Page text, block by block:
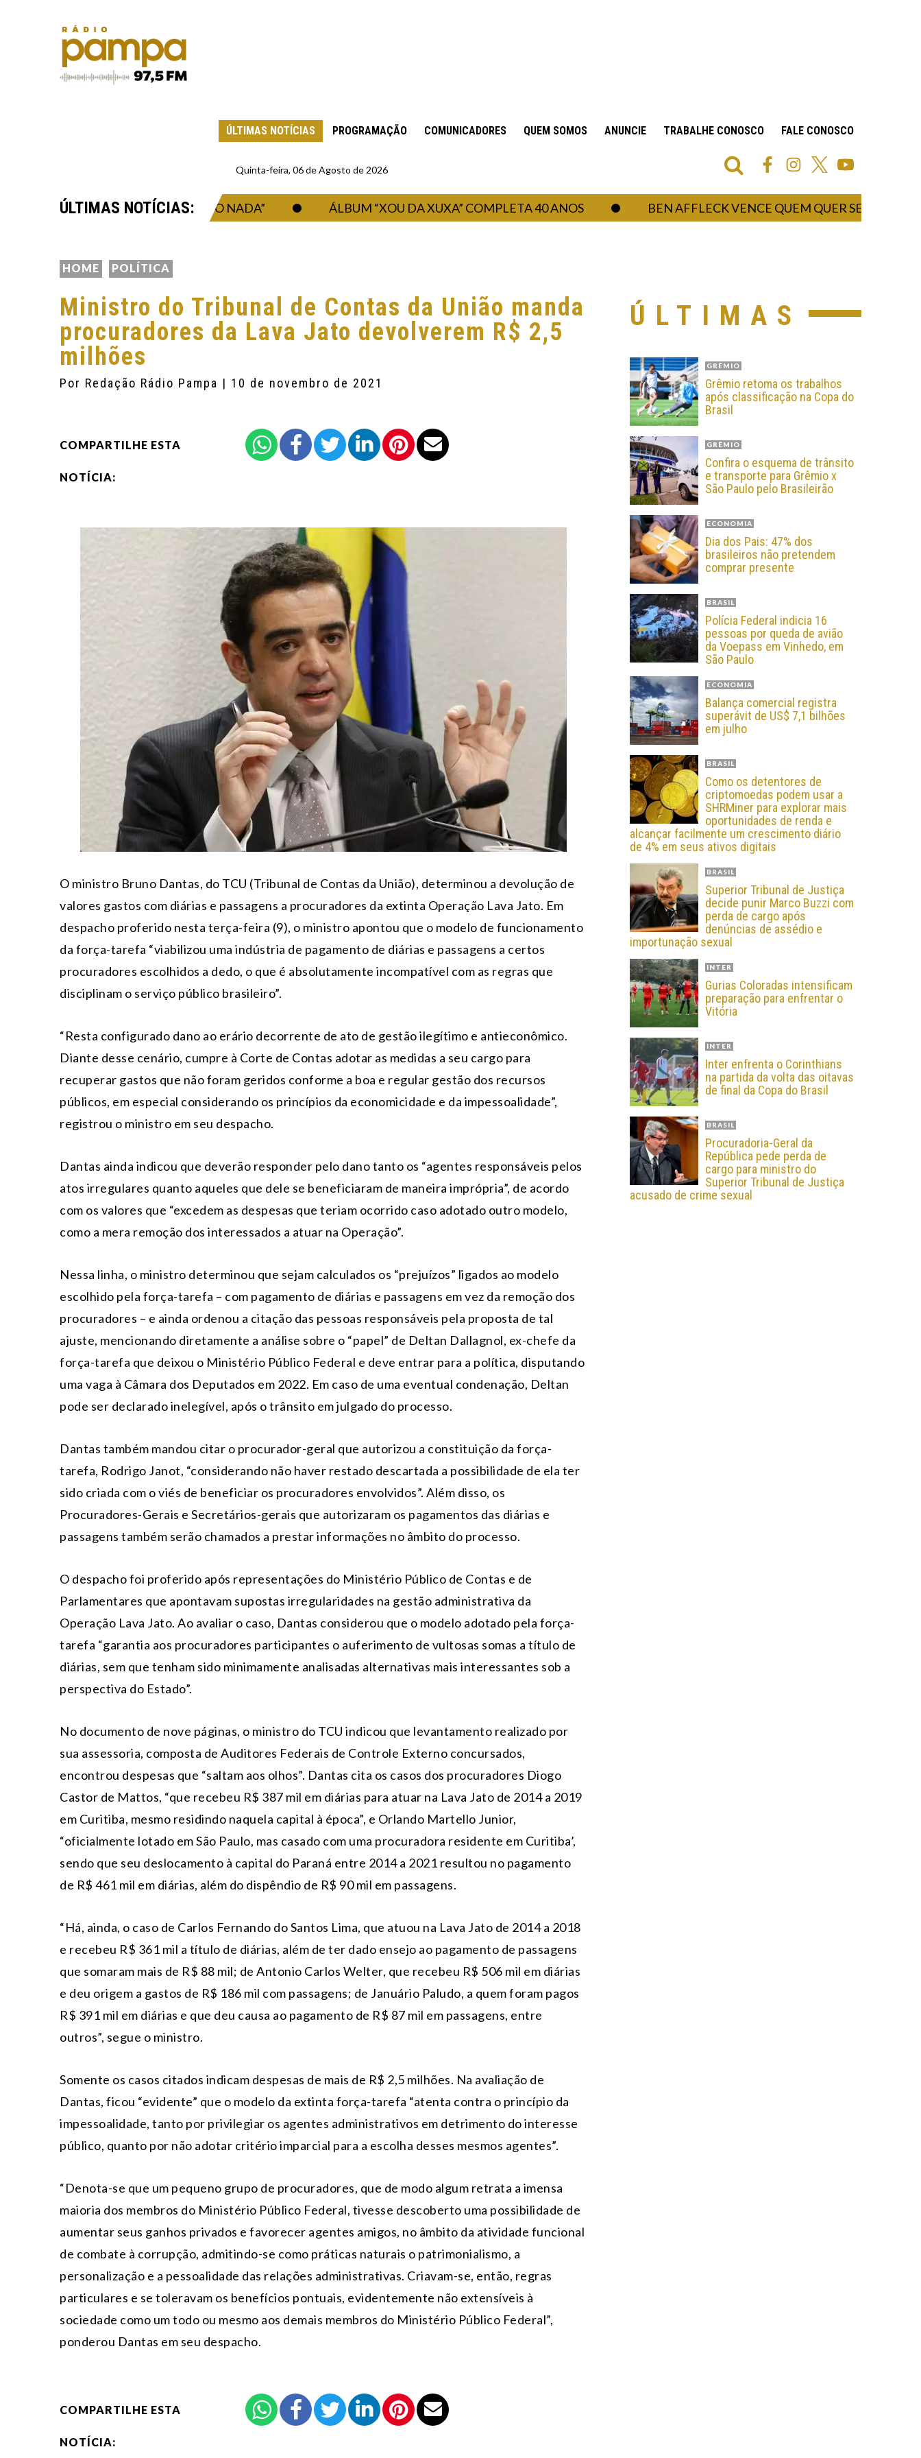
ÚLTIMAS NOTÍCIAS PROGRAMAÇÃO COMUNICADORES QUEM SOMOS ANUNCIE TRABALHE CONOSCO FALE CONOSCO
Quinta-feira, 06 de Agosto de 2026
ÚLTIMAS NOTÍCIAS:
E COMPRA 12 PORCOS: “DO NADA” ÁLBUM “XOU DA XUXA” COMPLETA 40 ANOS BEN AFFLECK VENCE QUEM QUER SER UM
HOME POLÍTICA
Ministro do Tribunal de Contas da União manda
procuradores da Lava Jato devolverem R$ 2,5
milhões
Por Redação Rádio Pampa | 10 de novembro de 2021
COMPARTILHE ESTA
NOTÍCIA:
O ministro Bruno Dantas, do TCU (Tribunal de Contas da União), determinou a devolução de
valores gastos com diárias e passagens a procuradores da extinta Operação Lava Jato. Em
despacho proferido nesta terça-feira (9), o ministro apontou que o modelo de funcionamento
da força-tarefa “viabilizou uma indústria de pagamento de diárias e passagens a certos
procuradores escolhidos a dedo, o que é absolutamente incompatível com as regras que
disciplinam o serviço público brasileiro”.
“Resta configurado dano ao erário decorrente de ato de gestão ilegítimo e antieconômico.
Diante desse cenário, cumpre à Corte de Contas adotar as medidas a seu cargo para
recuperar gastos que não foram geridos conforme a boa e regular gestão dos recursos
públicos, em especial considerando os princípios da economicidade e da impessoalidade”,
registrou o ministro em seu despacho.
Dantas ainda indicou que deverão responder pelo dano tanto os “agentes responsáveis pelos
atos irregulares quanto aqueles que dele se beneficiaram de maneira imprópria”, de acordo
com os valores que “excedem as despesas que teriam ocorrido caso adotado outro modelo,
como a mera remoção dos interessados a atuar na Operação”.
Nessa linha, o ministro determinou que sejam calculados os “prejuízos” ligados ao modelo
escolhido pela força-tarefa – com pagamento de diárias e passagens em vez da remoção dos
procuradores – e ainda ordenou a citação das pessoas responsáveis pela proposta de tal
ajuste, mencionando diretamente a análise sobre o “papel” de Deltan Dallagnol, ex-chefe da
força-tarefa que deixou o Ministério Público Federal e deve entrar para a política, disputando
uma vaga à Câmara dos Deputados em 2022. Em caso de uma eventual condenação, Deltan
pode ser declarado inelegível, após o trânsito em julgado do processo.
Dantas também mandou citar o procurador-geral que autorizou a constituição da força-
tarefa, Rodrigo Janot, “considerando não haver restado descartada a possibilidade de ela ter
sido criada com o viés de beneficiar os procuradores envolvidos”. Além disso, os
Procuradores-Gerais e Secretários-gerais que autorizaram os pagamentos das diárias e
passagens também serão chamados a prestar informações no âmbito do processo.
O despacho foi proferido após representações do Ministério Público de Contas e de
Parlamentares que apontavam supostas irregularidades na gestão administrativa da
Operação Lava Jato. Ao avaliar o caso, Dantas considerou que o modelo adotado pela força-
tarefa “garantia aos procuradores participantes o auferimento de vultosas somas a título de
diárias, sem que tenham sido minimamente analisadas alternativas mais interessantes sob a
perspectiva do Estado”.
No documento de nove páginas, o ministro do TCU indicou que levantamento realizado por
sua assessoria, composta de Auditores Federais de Controle Externo concursados,
encontrou despesas que “saltam aos olhos”. Dantas cita os casos dos procuradores Diogo
Castor de Mattos, “que recebeu R$ 387 mil em diárias para atuar na Lava Jato de 2014 a 2019
em Curitiba, mesmo residindo naquela capital à época”, e Orlando Martello Junior,
“oficialmente lotado em São Paulo, mas casado com uma procuradora residente em Curitiba’,
sendo que seu deslocamento à capital do Paraná entre 2014 a 2021 resultou no pagamento
de R$ 461 mil em diárias, além do dispêndio de R$ 90 mil em passagens.
“Há, ainda, o caso de Carlos Fernando do Santos Lima, que atuou na Lava Jato de 2014 a 2018
e recebeu R$ 361 mil a título de diárias, além de ter dado ensejo ao pagamento de passagens
que somaram mais de R$ 88 mil; de Antonio Carlos Welter, que recebeu R$ 506 mil em diárias
e deu origem a gastos de R$ 186 mil com passagens; de Januário Paludo, a quem foram pagos
R$ 391 mil em diárias e que deu causa ao pagamento de R$ 87 mil em passagens, entre
outros”, segue o ministro.
Somente os casos citados indicam despesas de mais de R$ 2,5 milhões. Na avaliação de
Dantas, ficou “evidente” que o modelo da extinta força-tarefa “atenta contra o princípio da
impessoalidade, tanto por privilegiar os agentes administrativos em detrimento do interesse
público, quanto por não adotar critério imparcial para a escolha desses mesmos agentes”.
“Denota-se que um pequeno grupo de procuradores, que de modo algum retrata a imensa
maioria dos membros do Ministério Público Federal, tivesse descoberto uma possibilidade de
aumentar seus ganhos privados e favorecer agentes amigos, no âmbito da atividade funcional
de combate à corrupção, admitindo-se como práticas naturais o patrimonialismo, a
personalização e a pessoalidade das relações administrativas. Criavam-se, então, regras
particulares e se toleravam os benefícios pontuais, evidentemente não extensíveis à
sociedade como um todo ou mesmo aos demais membros do Ministério Público Federal”,
ponderou Dantas em seu despacho.
COMPARTILHE ESTA
NOTÍCIA:
ÚLTIMAS
GRÊMIO
Grêmio retoma os trabalhos
após classificação na Copa do
Brasil
GRÊMIO
Confira o esquema de trânsito
e transporte para Grêmio x
São Paulo pelo Brasileirão
ECONOMIA
Dia dos Pais: 47% dos
brasileiros não pretendem
comprar presente
BRASIL
Polícia Federal indicia 16
pessoas por queda de avião
da Voepass em Vinhedo, em
São Paulo
ECONOMIA
Balança comercial registra
superávit de US$ 7,1 bilhões
em julho
BRASIL
Como os detentores de
criptomoedas podem usar a
SHRMiner para explorar mais
oportunidades de renda e
alcançar facilmente um crescimento diário
de 4% em seus ativos digitais
BRASIL
Superior Tribunal de Justiça
decide punir Marco Buzzi com
perda de cargo após
denúncias de assédio e
importunação sexual
INTER
Gurias Coloradas intensificam
preparação para enfrentar o
Vitória
INTER
Inter enfrenta o Corinthians
na partida da volta das oitavas
de final da Copa do Brasil
BRASIL
Procuradoria-Geral da
República pede perda de
cargo para ministro do
Superior Tribunal de Justiça
acusado de crime sexual